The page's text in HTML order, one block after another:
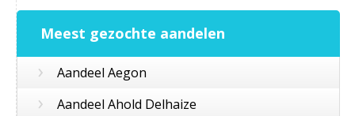
Meest gezochte aandelen
› Aandeel Aegon
› Aandeel Ahold Delhaize